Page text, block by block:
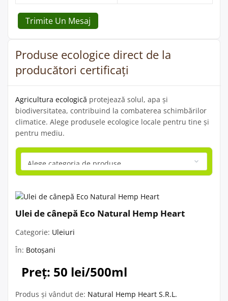
Trimite Un Mesaj
Produse ecologice direct de la
producători certificați
Agricultura ecologică protejează solul, apa și
biodiversitatea, contribuind la combaterea schimbărilor
climatice. Alege produsele ecologice locale pentru tine și
pentru mediu.
Ulei de cânepă Eco Natural Hemp Heart
Categorie: Uleiuri
În: Botoșani
Preț: 50 lei/500ml
Produs și vândut de: Natural Hemp Heart S.R.L.